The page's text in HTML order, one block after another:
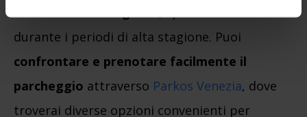
durante i periodi di alta stagione. Puoi
confrontare e prenotare facilmente il
parcheggio attraverso Parkos Venezia, dove
troverai diverse opzioni convenienti per